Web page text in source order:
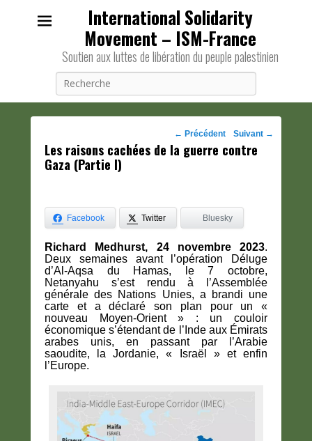
International Solidarity
Movement – ISM-France
Soutien aux luttes de libération du peuple palestinien
Navigation
des
← Précédent Suivant →
Les raisons cachées de la guerre contre
Gaza (Partie I)
Facebook Twitter Bluesky
Richard Medhurst, 24 novembre 2023.
Deux semaines avant l’opération Déluge
d’Al-Aqsa du Hamas, le 7 octobre,
Netanyahu s’est rendu à l’Assemblée
générale des Nations Unies, a brandi une
carte et a déclaré son plan pour un «
nouveau Moyen-Orient » : un couloir
économique s’étendant de l’Inde aux Émirats
arabes unis, en passant par l’Arabie
saoudite, la Jordanie, « Israël » et enfin
l’Europe.